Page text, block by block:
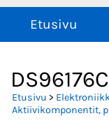
Etusivu
Etusivu >
Aktiivikomponentit,